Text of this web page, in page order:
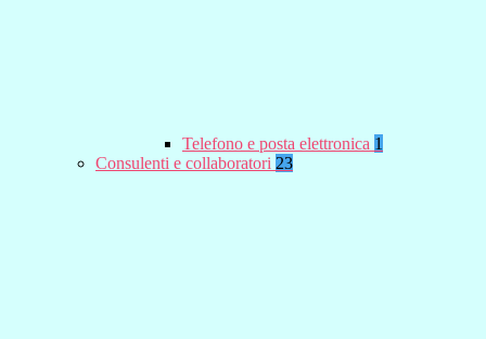
Telefono e posta elettronica 1
Consulenti e collaboratori 23